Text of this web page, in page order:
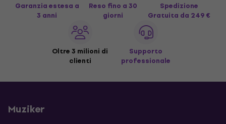
Garanzia estesa a
3 anni
Reso fino a 30
giorni
Spedizione
Gratuita da 249 €
Oltre 3 milioni di
clienti
Supporto
professionale
Muziker